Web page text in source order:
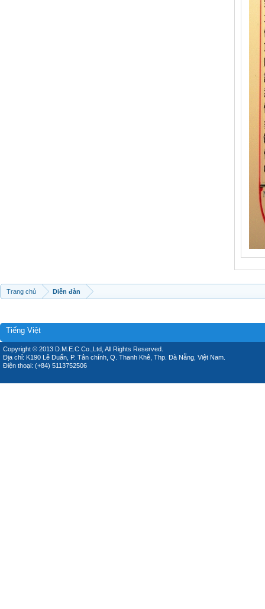
Trang chủ Diễn đàn
Tiếng Việt
Copyright © 2013 D.M.E.C Co.,Ltd, All Rights Reserved.
Địa chỉ: K190 Lê Duẩn, P. Tân chính, Q. Thanh Khê, Thp. Đà Nẵng, Việt Nam.
Điện thoại: (+84) 5113752506